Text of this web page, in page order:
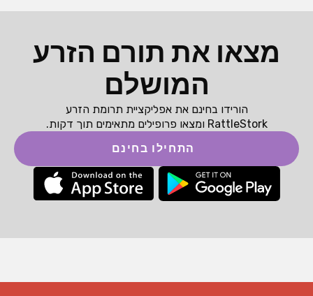
מצאו את תורם הזרע
המושלם
הורידו בחינם את אפליקציית תרומת הזרע
RattleStork ומצאו פרופילים מתאימים תוך דקות.
התחילו בחינם